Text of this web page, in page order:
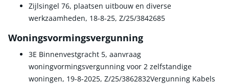
Zijlsingel 76, plaatsen uitbouw en diverse
werkzaamheden, 18-8-25, Z/25/3842685
Woningsvormingsvergunning
3E Binnenvestgracht 5, aanvraag
woningvormingsvergunning voor 2 zelfstandige
woningen, 19-8-2025, Z/25/3862832Vergunning Kabels